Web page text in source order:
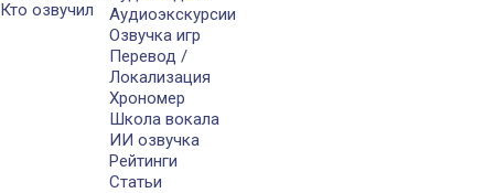
Кто озвучил
Аудиоэкскурсии
Озвучка игр
Перевод /
Локализация
Хрономер
Школа вокала
ИИ озвучка
Рейтинги
Статьи